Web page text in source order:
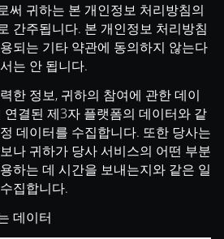
써 귀하는 본 개인정보 처리방침의
간주됩니다. 본 개인정보 처리방침
되는 기타 약관에 동의하지 않는다
는 안 됩니다.
한 정보, 귀하의 참여에 관한 데이
연결된 제3자 플랫폼의 데이터와 같
데이터를 수집합니다. 또한 당사는
나 귀하가 당사 서비스의 어떤 부분
하는 데 시간을 보내는지와 같은 일
집합니다.
데이터